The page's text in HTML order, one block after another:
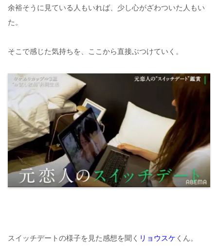
余裕そうに見ている人もいれば、少し心がざわついた人もい
た。
そこで感じた気持ちを、ここから直接ぶつけていく。
スイッチデートの様子を見た感想を聞く リョウスケ くん。